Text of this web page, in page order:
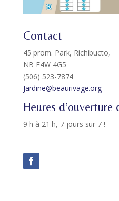
Contact
45 prom. Park, Richibucto,
NB E4W 4G5
(506) 523-7874
Jardine@beaurivage.org
Heures
9 h à 21 h, 7 jours sur 7 !